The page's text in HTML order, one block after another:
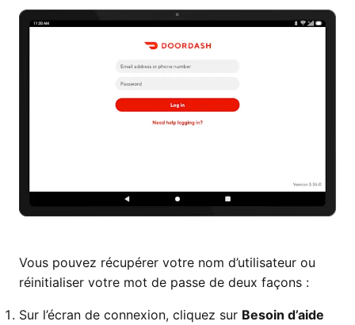
Vous pouvez récupérer votre nom d’utilisateur ou
réinitialiser votre mot de passe de deux façons :
Sur l’écran de connexion, cliquez sur Besoin d’aide